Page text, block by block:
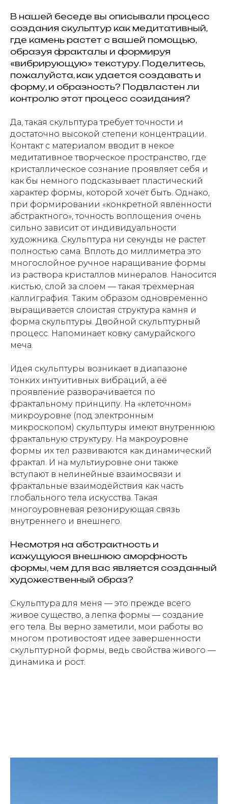
В нашей беседе вы описывали процесс
создания скульптур как медитативный,
где камень растет с вашей помощью,
образуя фракталы и формируя
«вибрирующую» текстуру. Поделитесь,
пожалуйста, как удается создавать и
форму, и образность? Подвластен ли
контролю этот процесс созидания?
Да, такая скульптура требует точности и
достаточно высокой степени концентрации.
Контакт с материалом вводит в некое
медитативное творческое пространство, где
кристаллическое сознание проявляет себя и
как бы немного подсказывает пластический
характер формы, которой хочет быть. Однако,
при формировании «конкретной явленности
абстрактного», точность воплощения очень
сильно зависит от индивидуальности
художника. Скульптура ни секунды не растет
полностью сама. Вплоть до миллиметра это
многослойное ручное наращивание формы
из раствора кристаллов минералов. Наносится
кистью, слой за слоем — такая трехмерная
каллиграфия. Таким образом одновременно
выращивается слоистая структура камня и
форма скульптуры. Двойной скульптурный
процесс. Напоминает ковку самурайского
меча.
Идея скульптуры возникает в диапазоне
тонких интуитивных вибраций, а её
проявление разворачивается по
фрактальному принципу. На «клеточном»
микроуровне (под электронным
микроскопом) скульптуры имеют внутреннюю
фрактальную структуру. На макроуровне
формы их тел развиваются как динамический
фрактал. И на мультиуровне они также
вступают в нелинейные взаимосвязи и
фрактальные взаимодействия как часть
глобального тела искусства. Такая
многоуровневая резонирующая связь
внутреннего и внешнего.
Несмотря на абстрактность и
кажущуюся внешнюю аморфность
формы, чем для вас является созданный
художественный образ?
Скульптура для меня — это прежде всего
живое существо, а лепка формы — создание
его тела. Вы верно заметили, мои работы во
многом противостоят идее завершенности
скульптурной формы, ведь свойства живого —
динамика и рост.